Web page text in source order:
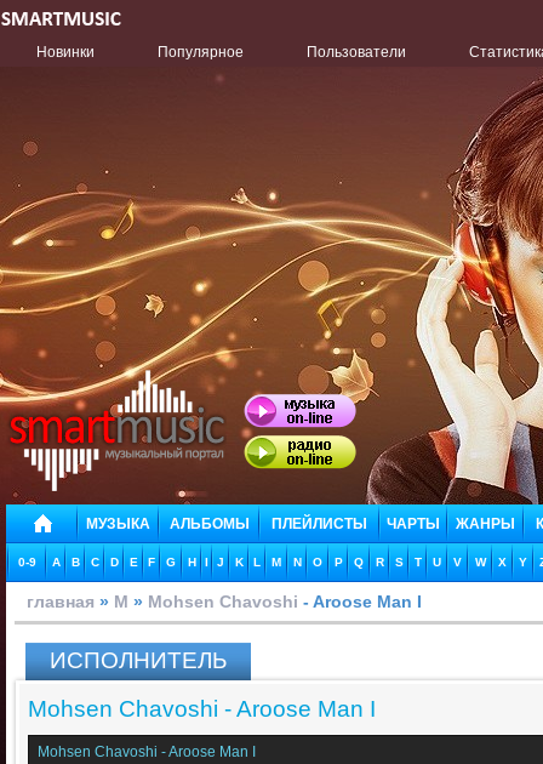
Новинки Популярное Пользователи
МУЗЫКА АЛЬБОМЫ ПЛЕЙЛИСТЫ ЧАРТЫ ЖАНРЫ
0-9 A B C D E F G H I J K L M N O P Q R S T U V W X Y
главная » M » Mohsen Chavoshi - Aroose Man I
ИСПОЛНИТЕЛЬ
Mohsen Chavoshi - Aroose Man I
Mohsen Chavoshi - Aroose Man I